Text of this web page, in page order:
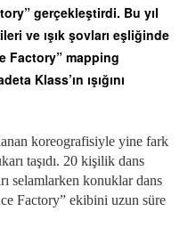
gerçekleştirdi. Bu yıl
ve ışık şovları eşliğinde
Factory” mapping
Klass’ın ışığını
koreografisiyle yine fark
taşıdı. 20 kişilik dans
selamlarken konuklar dans
Factory” ekibini uzun süre